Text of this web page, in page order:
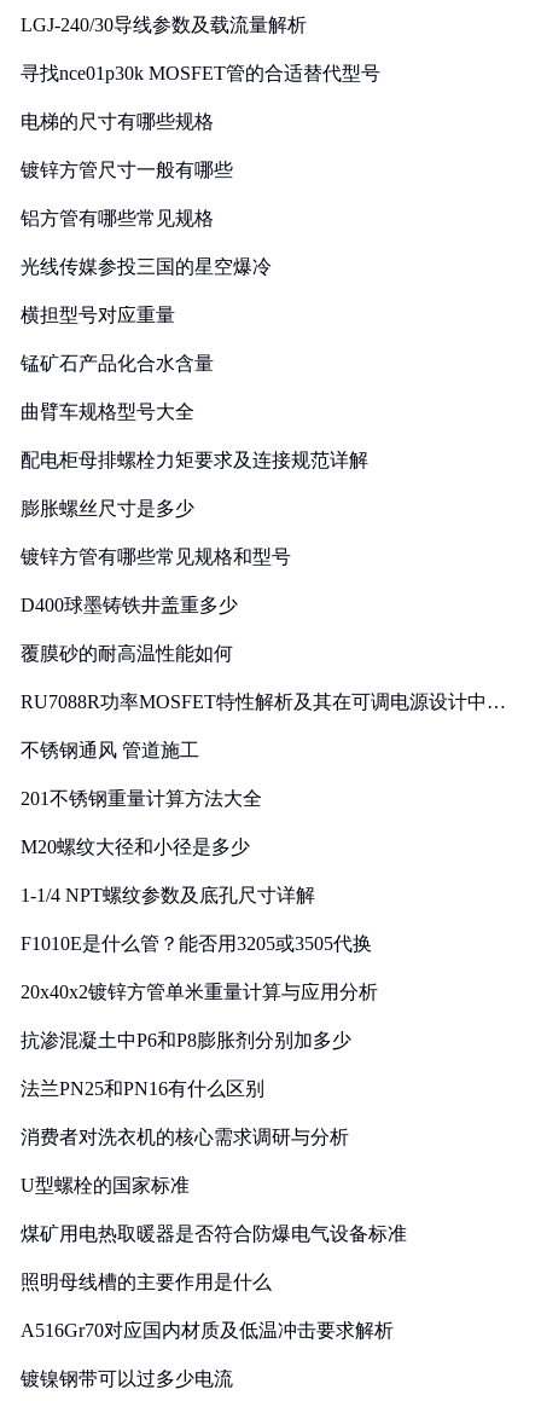
LGJ-240/30导线参数及载流量解析
寻找nce01p30k MOSFET管的合适替代型号
电梯的尺寸有哪些规格
镀锌方管尺寸一般有哪些
铝方管有哪些常见规格
光线传媒参投三国的星空爆冷
横担型号对应重量
锰矿石产品化合水含量
曲臂车规格型号大全
配电柜母排螺栓力矩要求及连接规范详解
膨胀螺丝尺寸是多少
镀锌方管有哪些常见规格和型号
D400球墨铸铁井盖重多少
覆膜砂的耐高温性能如何
RU7088R功率MOSFET特性解析及其在可调电源设计中的
不锈钢通风 管道施工
201不锈钢重量计算方法大全
M20螺纹大径和小径是多少
1-1/4 NPT螺纹参数及底孔尺寸详解
F1010E是什么管？能否用3205或3505代换
20x40x2镀锌方管单米重量计算与应用分析
抗渗混凝土中P6和P8膨胀剂分别加多少
法兰PN25和PN16有什么区别
消费者对洗衣机的核心需求调研与分析
U型螺栓的国家标准
煤矿用电热取暖器是否符合防爆电气设备标准
照明母线槽的主要作用是什么
A516Gr70对应国内材质及低温冲击要求解析
镀镍钢带可以过多少电流